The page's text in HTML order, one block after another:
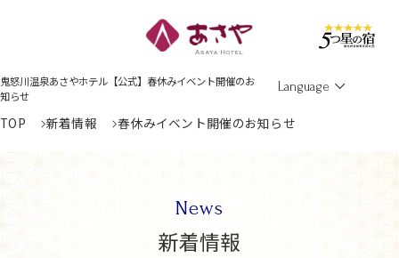
鬼怒川温泉あさやホテル【公式】春休みイベント開催のお
知らせ
Language
TOP 新着情報 春休みイベント開催のお知らせ
News
新着情報